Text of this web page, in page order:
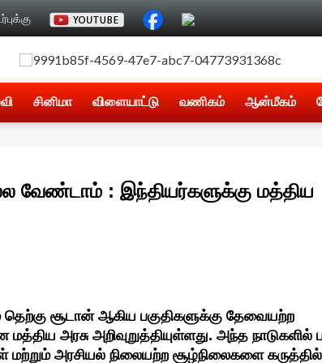
சினிமா விளையாட்டு வணிகம் ஆன்மீகம்
வேண்டாம் : இந்தியர்களுக்கு மத்திய
சூடான் ஆகிய பகுதிகளுக்கு தேவையற்ற
அரசு அறிவுறுத்தியுள்ளது. அந்த நாடுகளில்
மற்றும் அரசியல் நிலையற்ற சூழ்நிலைகளை கருத்தில்